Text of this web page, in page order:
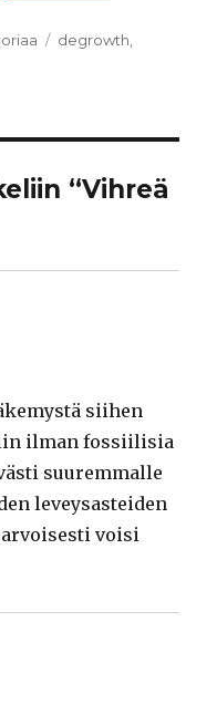
Avainsanat
degrowth
“Vihreä
siihen
ilman fossiilisia
suuremmalle
leveysasteiden
voisi